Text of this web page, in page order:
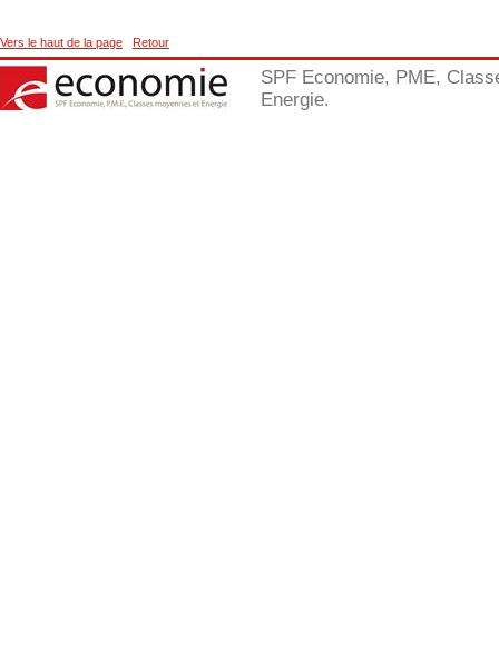
Vers le haut de la page Retour
SPF Economie, PME,
Energie.